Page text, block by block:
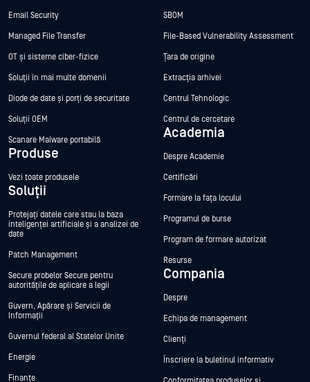
Email Security
Managed File Transfer
OT și sisteme ciber-fizice
Soluții în mai multe domenii
Diode de date și porți de securitate
Soluții OEM
Scanare Malware portabilă
Produse
Vezi toate produsele
Soluții
Protejați datele care stau la baza
inteligenței artificiale și a analizei de
date
Patch Management
Secure probelor Secure pentru
autoritățile de aplicare a legii
Guvern, Apărare și Servicii de
Informații
Guvernul federal al Statelor Unite
Energie
Finanțe
SBOM
File-Based Vulnerability Assessment
Țara de origine
Extracția arhivei
Centrul Tehnologic
Centrul de cercetare
Academia
Despre Academie
Certificări
Formare la fața locului
Programul de burse
Program de formare autorizat
Resurse
Compania
Despre
Echipa de management
Clienți
Înscriere la buletinul informativ